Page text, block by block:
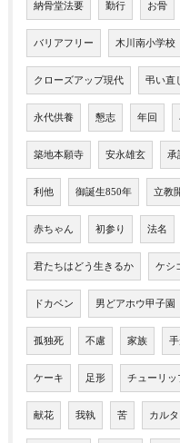
納骨堂法要 勤行 お骨
バリアフリー 木川南小学校
クローズアップ現代 弔い直
永代供養 懇志 年回
築地本願寺 安永雄玄 承
利他 御誕生850年 立教
赤ちゃん 初参り 法名
君たちはどう生きるか ケシ
ドカベン 男どアホウ甲子園
孤独死 不慮 家族
ケーキ 足形 チューリッ
献花 我執 苦 カルタ